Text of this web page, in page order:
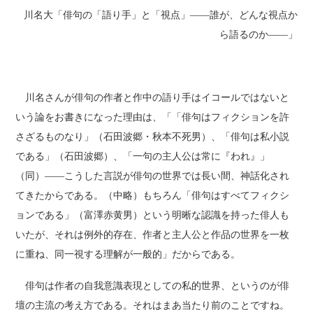
川名大「俳句の「語り手」と「視点」――誰が、どんな視点か
ら語るのか――」
川名さんが俳句の作者と作中の語り手はイコールではないと
いう論をお書きになった理由は、「「俳句はフィクションを許
さざるものなり」（石田波郷・秋本不死男）、「俳句は私小説
である」（石田波郷）、「一句の主人公は常に『われ』」
（同）――こうした言説が俳句の世界では長い間、神話化され
てきたからである。（中略）もちろん「俳句はすべてフィクシ
ョンである」（富澤赤黄男）という明晰な認識を持った俳人も
いたが、それは例外的存在、作者と主人公と作品の世界を一枚
に重ね、同一視する理解が一般的」だからである。
俳句は作者の自我意識表現としての私的世界、というのが俳
壇の主流の考え方である。それはまあ当たり前のことですね。